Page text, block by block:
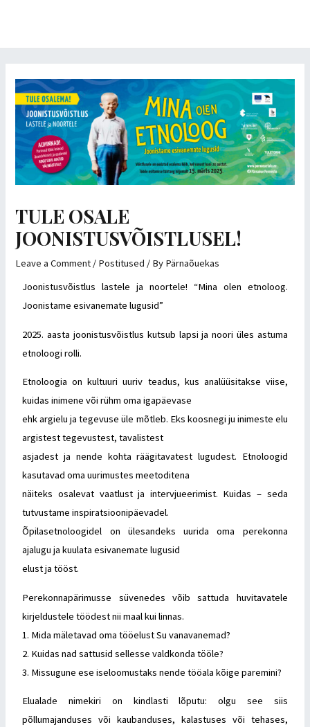
TULE OSALE
JOONISTUSVÕISTLUSEL!
Leave a Comment / Postitused / By Pärnaõuekas
Joonistusvõistlus lastele ja noortele! “Mina olen etnoloog.
Joonistame esivanemate lugusid”
2025. aasta joonistusvõistlus kutsub lapsi ja noori üles astuma
etnoloogi rolli.
Etnoloogia on kultuuri uuriv teadus, kus analüüsitakse viise,
kuidas inimene või rühm oma igapäevase
ehk argielu ja tegevuse üle mõtleb. Eks koosnegi ju inimeste elu
argistest tegevustest, tavalistest
asjadest ja nende kohta räägitavatest lugudest. Etnoloogid
kasutavad oma uurimustes meetoditena
näiteks osalevat vaatlust ja intervjueerimist. Kuidas – seda
tutvustame inspiratsioonipäevadel.
Õpilasetnoloogidel on ülesandeks uurida oma perekonna
ajalugu ja kuulata esivanemate lugusid
elust ja tööst.
Perekonnapärimusse süvenedes võib sattuda huvitavatele
kirjeldustele töödest nii maal kui linnas.
1. Mida mäletavad oma tööelust Su vanavanemad?
2. Kuidas nad sattusid sellesse valdkonda tööle?
3. Missugune ese iseloomustaks nende tööala kõige paremini?
Elualade nimekiri on kindlasti lõputu: olgu see siis
põllumajanduses või kaubanduses, kalastuses või tehases,
navigation